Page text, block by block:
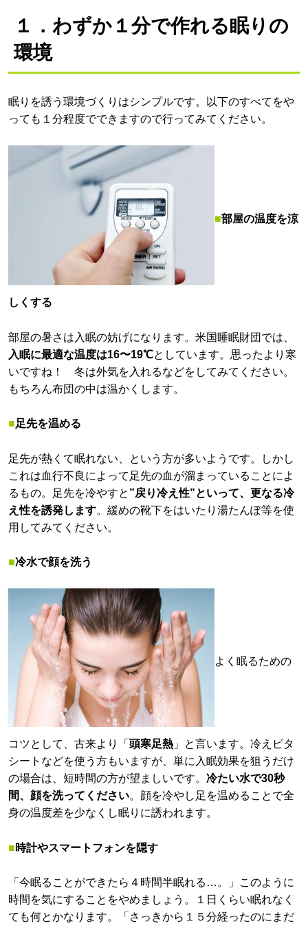
１．わずか１分で作れる眠りの
環境
眠りを誘う環境づくりはシンプルです。以下のすべてをや
っても１分程度でできますので行ってみてください。
■部屋の温度を涼
しくする
部屋の暑さは入眠の妨げになります。米国睡眠財団では、
入眠に最適な温度は16〜19℃としています。思ったより寒
いですね！ 冬は外気を入れるなどをしてみてください。
もちろん布団の中は温かくします。
■足先を温める
足先が熱くて眠れない、という方が多いようです。しかし
これは血行不良によって足先の血が溜まっていることによ
るもの。足先を冷やすと ”戻り冷え性”といって、更なる冷
え性を誘発します。緩めの靴下をはいたり湯たんぽ等を使
用してみてください。
■冷水で顔を洗う
よく眠るための
コツとして、古来より「 頭寒足熱 」と言います。冷えピタ
シートなどを使う方もいますが、単に入眠効果を狙うだけ
の場合は、短時間の方が望ましいです。 冷たい水で30秒
間、顔を洗ってください。顔を冷やし足を温めることで全
身の温度差を少なくし眠りに誘われます。
■時計やスマートフォンを隠す
「今眠ることができたら４時間半眠れる…。」このように
時間を気にすることをやめましょう。１日くらい眠れなく
ても何とかなります。「さっきから１５分経ったのにまだ